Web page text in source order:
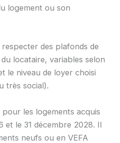
logement ou son
des plafonds de
locataire, variables selon
le niveau de loyer choisi
très social).
les logements acquis
et le 31 décembre 2028. Il
neufs ou en VEFA